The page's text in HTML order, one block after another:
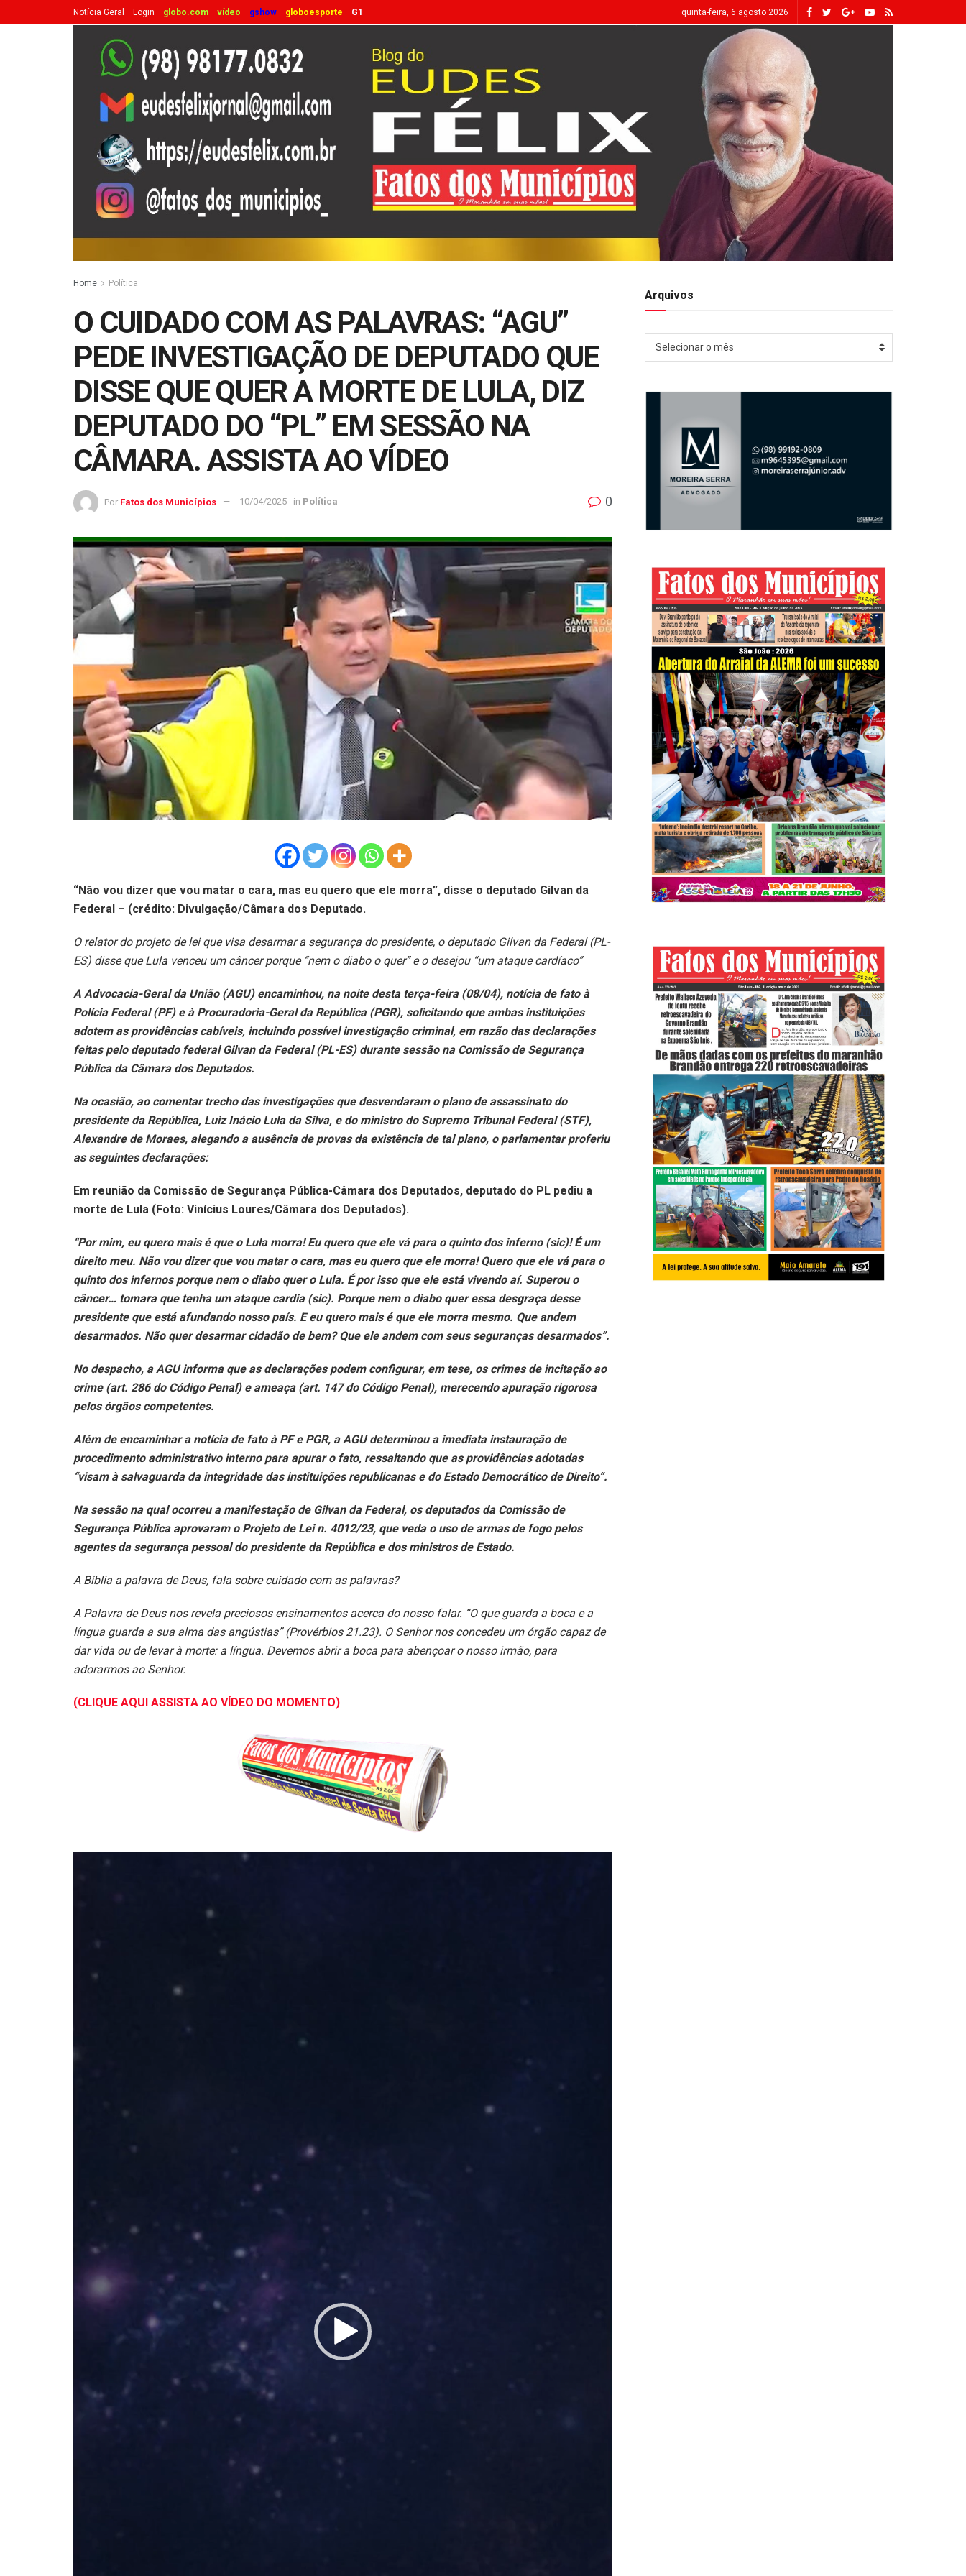
Notícia Geral Login globo.com vídeo gshow globoesporte G1 quinta-feira, 6 agosto 2026
Home Política
O CUIDADO COM AS PALAVRAS: “AGU”
PEDE INVESTIGAÇÃO DE DEPUTADO QUE
DISSE QUE QUER A MORTE DE LULA, DIZ
DEPUTADO DO “PL” EM SESSÃO NA
CÂMARA. ASSISTA AO VÍDEO
Por Fatos dos Municípios 10/04/2025 in Política 0
“Não vou dizer que vou matar o cara, mas eu quero que ele morra”, disse o deputado Gilvan da
Federal – (crédito: Divulgação/Câmara dos Deputado.
O relator do projeto de lei que visa desarmar a segurança do presidente, o deputado Gilvan da Federal (PL-
ES) disse que Lula venceu um câncer porque “nem o diabo o quer” e o desejou “um ataque cardíaco”
A Advocacia-Geral da União (AGU) encaminhou, na noite desta terça-feira (08/04), notícia de fato à
Polícia Federal (PF) e à Procuradoria-Geral da República (PGR), solicitando que ambas instituições
adotem as providências cabíveis, incluindo possível investigação criminal, em razão das declarações
feitas pelo deputado federal Gilvan da Federal (PL-ES) durante sessão na Comissão de Segurança
Pública da Câmara dos Deputados.
Na ocasião, ao comentar trecho das investigações que desvendaram o plano de assassinato do
presidente da República, Luiz Inácio Lula da Silva, e do ministro do Supremo Tribunal Federal (STF),
Alexandre de Moraes, alegando a ausência de provas da existência de tal plano, o parlamentar proferiu
as seguintes declarações:
Em reunião da Comissão de Segurança Pública-Câmara dos Deputados, deputado do PL pediu a
morte de Lula (Foto: Vinícius Loures/Câmara dos Deputados).
“Por mim, eu quero mais é que o Lula morra! Eu quero que ele vá para o quinto dos inferno (sic)! É um
direito meu. Não vou dizer que vou matar o cara, mas eu quero que ele morra! Quero que ele vá para o
quinto dos infernos porque nem o diabo quer o Lula. É por isso que ele está vivendo aí. Superou o
câncer… tomara que tenha um ataque cardia (sic). Porque nem o diabo quer essa desgraça desse
presidente que está afundando nosso país. E eu quero mais é que ele morra mesmo. Que andem
desarmados. Não quer desarmar cidadão de bem? Que ele andem com seus seguranças desarmados”.
No despacho, a AGU informa que as declarações podem configurar, em tese, os crimes de incitação ao
crime (art. 286 do Código Penal) e ameaça (art. 147 do Código Penal), merecendo apuração rigorosa
pelos órgãos competentes.
Além de encaminhar a notícia de fato à PF e PGR, a AGU determinou a imediata instauração de
procedimento administrativo interno para apurar o fato, ressaltando que as providências adotadas
“visam à salvaguarda da integridade das instituições republicanas e do Estado Democrático de Direito”.
Na sessão na qual ocorreu a manifestação de Gilvan da Federal, os deputados da Comissão de
Segurança Pública aprovaram o Projeto de Lei n. 4012/23, que veda o uso de armas de fogo pelos
agentes da segurança pessoal do presidente da República e dos ministros de Estado.
A Bíblia a palavra de Deus, fala sobre cuidado com as palavras?
A Palavra de Deus nos revela preciosos ensinamentos acerca do nosso falar. “O que guarda a boca e a
língua guarda a sua alma das angústias” (Provérbios 21.23). O Senhor nos concedeu um órgão capaz de
dar vida ou de levar à morte: a língua. Devemos abrir a boca para abençoar o nosso irmão, para
adorarmos ao Senhor.
(CLIQUE AQUI ASSISTA AO VÍDEO DO MOMENTO)
Tocador
Arquivos
Arquivos
Selecionar o mês